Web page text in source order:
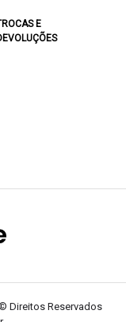
E
Direitos Reservados